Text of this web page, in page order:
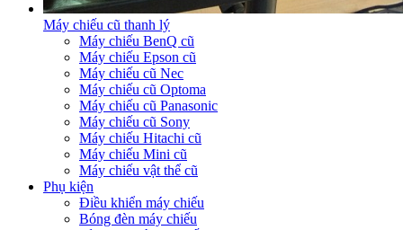
Máy chiếu cũ thanh lý
Máy chiếu BenQ cũ
Máy chiếu Epson cũ
Máy chiếu cũ Nec
Máy chiếu cũ Optoma
Máy chiếu cũ Panasonic
Máy chiếu cũ Sony
Máy chiếu Hitachi cũ
Máy chiếu Mini cũ
Máy chiếu vật thể cũ
Phụ kiện
Điều khiển máy chiếu
Bóng đèn máy chiếu